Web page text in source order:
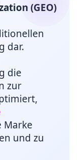
(GEO)
dar.
die
zur
Marke
und zu